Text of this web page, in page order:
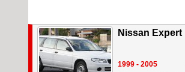
Nissan Expert
1999 - 2005